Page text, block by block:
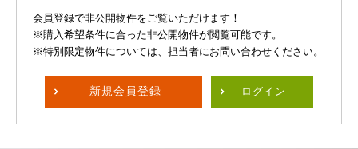
会員登録で非公開物件をご覧いただけます！
※購入希望条件に合った非公開物件が閲覧可能です。
※特別限定物件については、担当者にお問い合わせください。
新規会員登録 ログイン